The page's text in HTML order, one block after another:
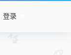
登录